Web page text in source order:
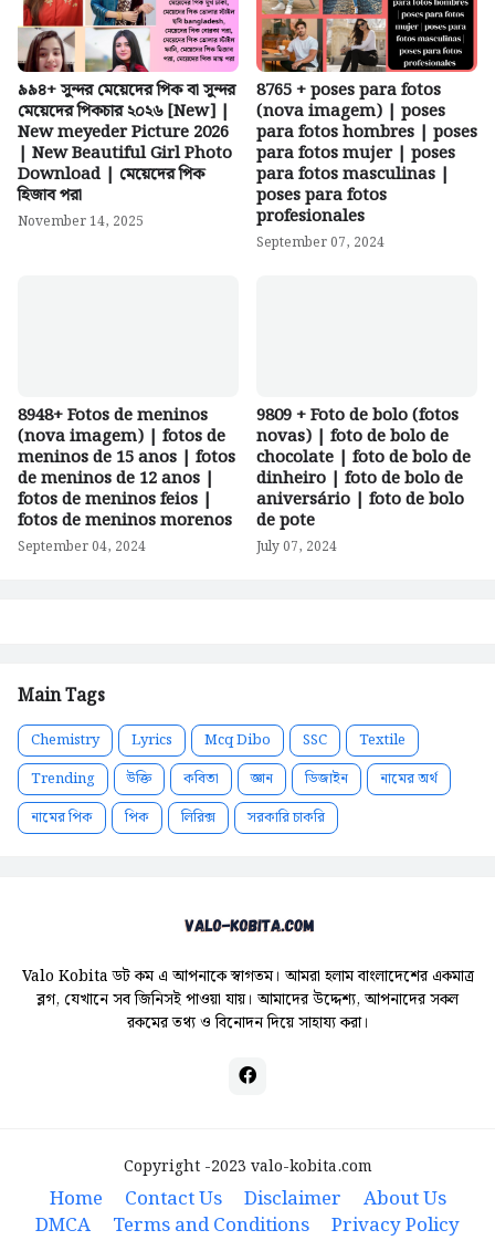
৯৯৪+ সুন্দর মেয়েদের পিক বা সুন্দর
মেয়েদের পিকচার ২০২৬ [New] |
New meyeder Picture 2026
| New Beautiful Girl Photo
Download | মেয়েদের পিক
হিজাব পরা
November 14, 2025
8765 + poses para fotos
(nova imagem) | poses
para fotos hombres | poses
para fotos mujer | poses
para fotos masculinas |
poses para fotos
profesionales
September 07, 2024
8948+ Fotos de meninos
(nova imagem) | fotos de
meninos de 15 anos | fotos
de meninos de 12 anos |
fotos de meninos feios |
fotos de meninos morenos
September 04, 2024
9809 + Foto de bolo (fotos
novas) | foto de bolo de
chocolate | foto de bolo de
dinheiro | foto de bolo de
aniversário | foto de bolo
de pote
July 07, 2024
Main Tags
Chemistry Lyrics Mcq Dibo SSC
Textile
Trending
উক্তি কবিতা জ্ঞান ডিজাইন
নামের অর্থ
নামের পিক
পিক লিরিক্স সরকারি চাকরি
Valo Kobita ডট কম এ আপনাকে স্বাগতম। আমরা হলাম বাংলাদেশের একমাত্র
ব্লগ, যেখানে সব জিনিসই পাওয়া যায়। আমাদের উদ্দেশ্য, আপনাদের সকল
রকমের তথ্য ও বিনোদন দিয়ে সাহায্য করা।
Copyright -2023 valo-kobita.com
Home Contact Us Disclaimer
About Us
DMCA
Terms and Conditions Privacy Policy